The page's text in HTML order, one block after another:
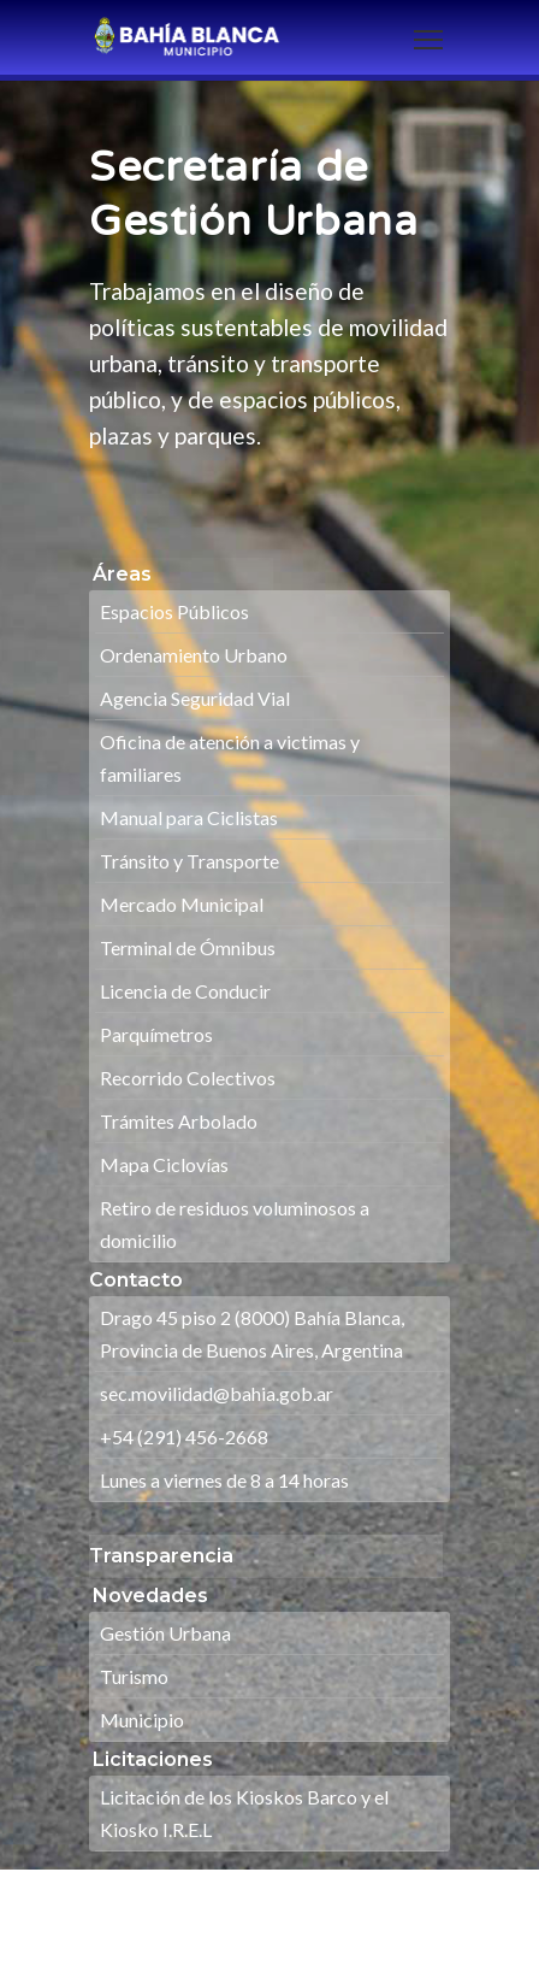
Secretaría de
Gestión Urbana
Trabajamos en el diseño de
políticas sustentables de movilidad
urbana, tránsito y transporte
público, y de espacios públicos,
plazas y parques.
Áreas
Espacios Públicos
Ordenamiento Urbano
Agencia Seguridad Vial
Oficina de atención a victimas y
familiares
Manual para Ciclistas
Tránsito y Transporte
Mercado Municipal
Terminal de Ómnibus
Licencia de Conducir
Parquímetros
Recorrido Colectivos
Trámites Arbolado
Mapa Ciclovías
Retiro de residuos voluminosos a
domicilio
Contacto
Drago 45 piso 2 (8000) Bahía Blanca,
Provincia de Buenos Aires, Argentina
sec.movilidad@bahia.gob.ar
+54 (291) 456-2668
Lunes a viernes de 8 a 14 horas
Transparencia
Novedades
Gestión Urbana
Turismo
Municipio
Licitaciones
Licitación de los Kioskos Barco y el
Kiosko I.R.E.L